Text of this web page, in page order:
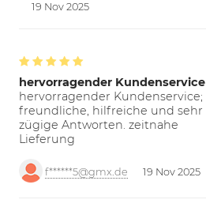
19 Nov 2025
hervorragender Kundenservice
hervorragender Kundenservice;
freundliche, hilfreiche und sehr
zügige Antworten. zeitnahe
Lieferung
f******5@gmx.de 19 Nov 2025